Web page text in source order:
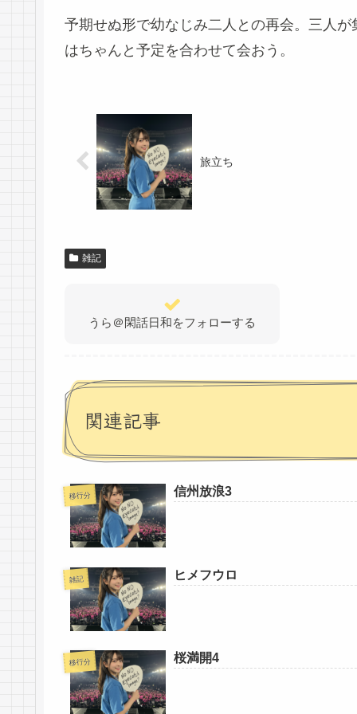
予期せぬ形で幼なじみ二人との再会。三人
はちゃんと予定を合わせて会おう。
旅立ち
雑記
うら＠閑話日和をフォローする
関連記事
移行分 信州放浪3
雑記 ヒメフウロ
移行分 桜満開4